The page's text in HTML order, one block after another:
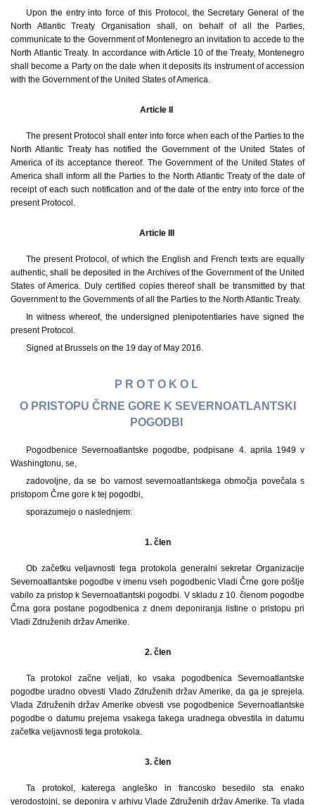
Upon the entry into force of this Protocol, the Secretary General of the
North Atlantic Treaty Organisation shall, on behalf of all the Parties,
communicate to the Government of Montenegro an invitation to accede to the
North Atlantic Treaty. In accordance with Article 10 of the Treaty, Montenegro
shall become a Party on the date when it deposits its instrument of accession
with the Government of the United States of America.
Article II
The present Protocol shall enter into force when each of the Parties to the
North Atlantic Treaty has notified the Government of the United States of
America of its acceptance thereof. The Government of the United States of
America shall inform all the Parties to the North Atlantic Treaty of the date of
receipt of each such notification and of the date of the entry into force of the
present Protocol.
Article III
The present Protocol, of which the English and French texts are equally
authentic, shall be deposited in the Archives of the Government of the United
States of America. Duly certified copies thereof shall be transmitted by that
Government to the Governments of all the Parties to the North Atlantic Treaty.
In witness whereof, the undersigned plenipotentiaries have signed the
present Protocol.
Signed at Brussels on the 19 day of May 2016.
P R O T O K O L
O PRISTOPU ČRNE GORE K SEVERNOATLANTSKI
POGODBI
Pogodbenice Severnoatlantske pogodbe, podpisane 4. aprila 1949 v
Washingtonu, se,
zadovoljne, da se bo varnost severnoatlantskega območja povečala s
pristopom Črne gore k tej pogodbi,
sporazumejo o naslednjem:
1. člen
Ob začetku veljavnosti tega protokola generalni sekretar Organizacije
Severnoatlantske pogodbe v imenu vseh pogodbenic Vladi Črne gore pošlje
vabilo za pristop k Severnoatlantski pogodbi. V skladu z 10. členom pogodbe
Črna gora postane pogodbenica z dnem deponiranja listine o pristopu pri
Vladi Združenih držav Amerike.
2. člen
Ta protokol začne veljati, ko vsaka pogodbenica Severnoatlantske
pogodbe uradno obvesti Vlado Združenih držav Amerike, da ga je sprejela.
Vlada Združenih držav Amerike obvesti vse pogodbenice Severnoatlantske
pogodbe o datumu prejema vsakega takega uradnega obvestila in datumu
začetka veljavnosti tega protokola.
3. člen
Ta protokol, katerega angleško in francosko besedilo sta enako
verodostojni, se deponira v arhivu Vlade Združenih držav Amerike. Ta vlada